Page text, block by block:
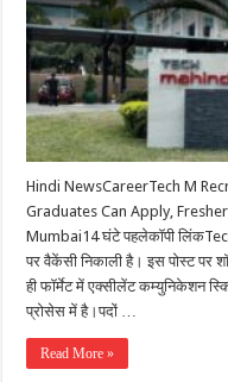
Hindi NewsCareerTech M
Graduates Can Apply,
Mumbai14 घंटे पहलेकॉपी
पर वैकेंसी निकाली है। इस पोस्ट पर
ही फॉर्मेट में एक्सीलेंट कम्युनिकेशन
प्रोसेस में है।पदों …
Read More »